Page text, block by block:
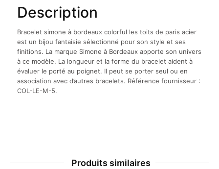
Description
Bracelet simone à bordeaux colorful les toits de paris acier
est un bijou fantaisie sélectionné pour son style et ses
finitions. La marque Simone à Bordeaux apporte son univers
à ce modèle. La longueur et la forme du bracelet aident à
évaluer le porté au poignet. Il peut se porter seul ou en
association avec d’autres bracelets. Référence fournisseur :
COL-LE-M-5.
Produits similaires